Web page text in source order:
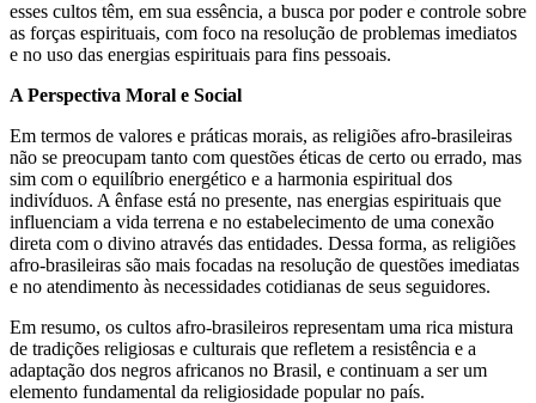
esses cultos têm, em sua essência, a busca por poder e controle sobre
as forças espirituais, com foco na resolução de problemas imediatos
e no uso das energias espirituais para fins pessoais.
A Perspectiva Moral e Social
Em termos de valores e práticas morais, as religiões afro-brasileiras
não se preocupam tanto com questões éticas de certo ou errado, mas
sim com o equilíbrio energético e a harmonia espiritual dos
indivíduos. A ênfase está no presente, nas energias espirituais que
influenciam a vida terrena e no estabelecimento de uma conexão
direta com o divino através das entidades. Dessa forma, as religiões
afro-brasileiras são mais focadas na resolução de questões imediatas
e no atendimento às necessidades cotidianas de seus seguidores.
Em resumo, os cultos afro-brasileiros representam uma rica mistura
de tradições religiosas e culturais que refletem a resistência e a
adaptação dos negros africanos no Brasil, e continuam a ser um
elemento fundamental da religiosidade popular no país.